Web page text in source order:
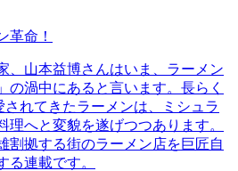
革命！
、山本益博さんはいま、ラーメン
の渦中にあると言います。長らく
れてきたラーメンは、ミシュラ
理へと変貌を遂げつつあります。
割拠する街のラーメン店を巨匠自
る連載です。